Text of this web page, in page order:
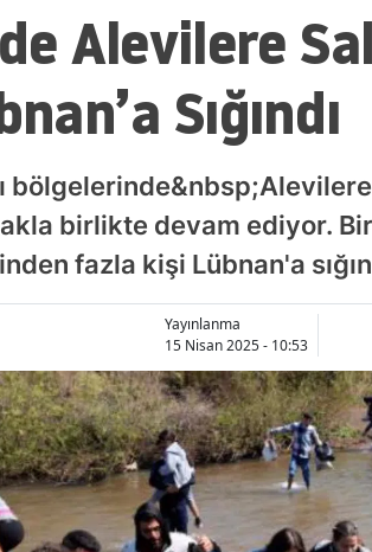
Alevilere
Sığındı
birlikte devam ediyor.
fazla kişi Lübnan'a
Yayınlanma
15 Nisan 2025 - 10:53